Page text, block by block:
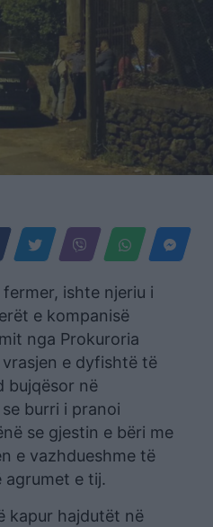
ishte njeriu i
e kompanisë
nga Prokuroria
e dyfishtë të
bujqësor në
burri i pranoi
se gjestin e bëri me
e vazhdueshme të
agrumet e tij.
kapur hajdutët në